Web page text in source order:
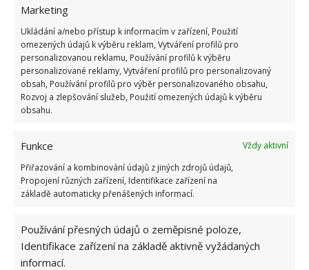
Marketing
Ukládání a/nebo přístup k informacím v zařízení, Použití
omezených údajů k výběru reklam, Vytváření profilů pro
personalizovanou reklamu, Používání profilů k výběru
personalizované reklamy, Vytváření profilů pro personalizovaný
obsah, Používání profilů pro výběr personalizovaného obsahu,
Rozvoj a zlepšování služeb, Použití omezených údajů k výběru
obsahu.
Funkce
Vždy aktivní
Přiřazování a kombinování údajů z jiných zdrojů údajů,
Propojení různých zařízení, Identifikace zařízení na
základě automaticky přenášených informací.
Používání přesných údajů o zeměpisné poloze,
Identifikace zařízení na základě aktivně vyžádaných
informací.
Přidejte svůj názor
KOMENTOVAT
Hana Musilová
Do redakce Bydlimeutulne.cz se